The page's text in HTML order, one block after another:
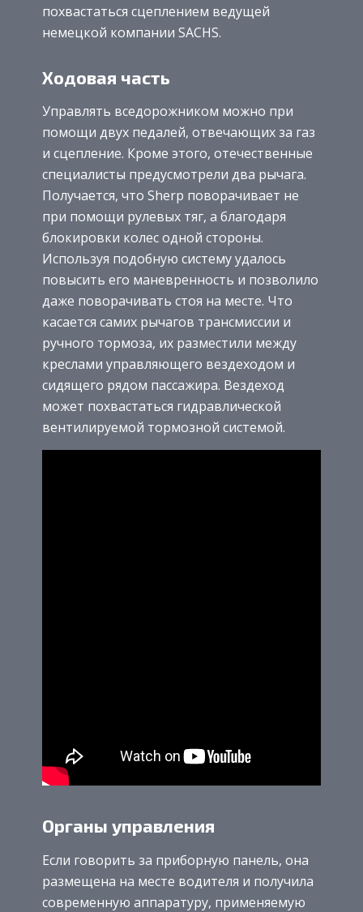
похвастаться сцеплением ведущей
немецкой компании SACHS.
Ходовая часть
Управлять вседорожником можно при
помощи двух педалей, отвечающих за газ
и сцепление. Кроме этого, отечественные
специалисты предусмотрели два рычага.
Получается, что Sherp поворачивает не
при помощи рулевых тяг, а благодаря
блокировки колес одной стороны.
Используя подобную систему удалось
повысить его маневренность и позволило
даже поворачивать стоя на месте. Что
касается самих рычагов трансмиссии и
ручного тормоза, их разместили между
креслами управляющего вездеходом и
сидящего рядом пассажира. Вездеход
может похвастаться гидравлической
вентилируемой тормозной системой.
Органы управления
Если говорить за приборную панель, она
размещена на месте водителя и получила
современную аппаратуру, применяемую